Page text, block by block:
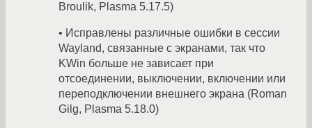
Broulik, Plasma 5.17.5)
• Исправлены различные ошибки в сессии
Wayland, связанные с экранами, так что
KWin больше не зависает при
отсоединении, выключении, включении или
переподключении внешнего экрана (Roman
Gilg, Plasma 5.18.0)